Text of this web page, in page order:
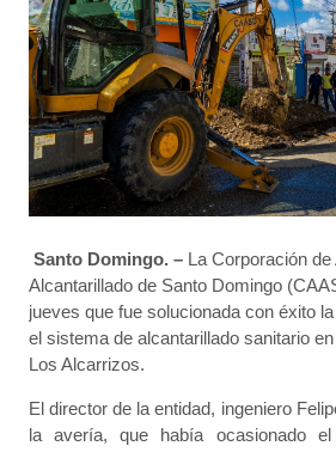
Santo Domingo. – La Corporación
Alcantarillado de Santo Domingo
jueves que fue solucionada con éxito
el sistema de alcantarillado sanitario
Los Alcarrizos.
El director de la entidad, ingeniero
la avería, que había ocasionado